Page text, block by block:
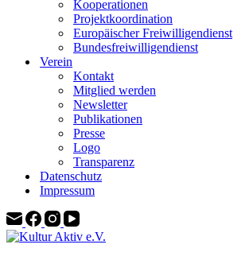
Kooperationen
Projektkoordination
Europäischer Freiwilligendienst
Bundesfreiwilligendienst
Verein
Kontakt
Mitglied werden
Newsletter
Publikationen
Presse
Logo
Transparenz
Datenschutz
Impressum